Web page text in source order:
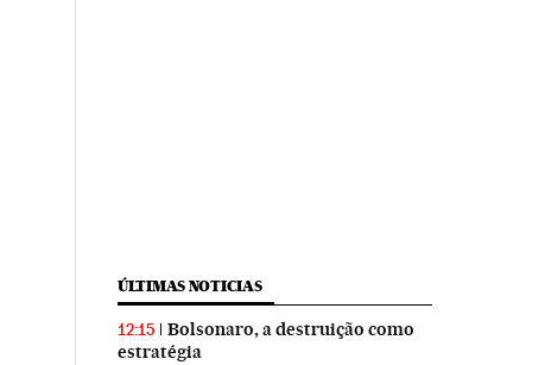
ÚLTIMAS NOTICIAS
12:15
Bolsonaro, a destruição como
estratégia